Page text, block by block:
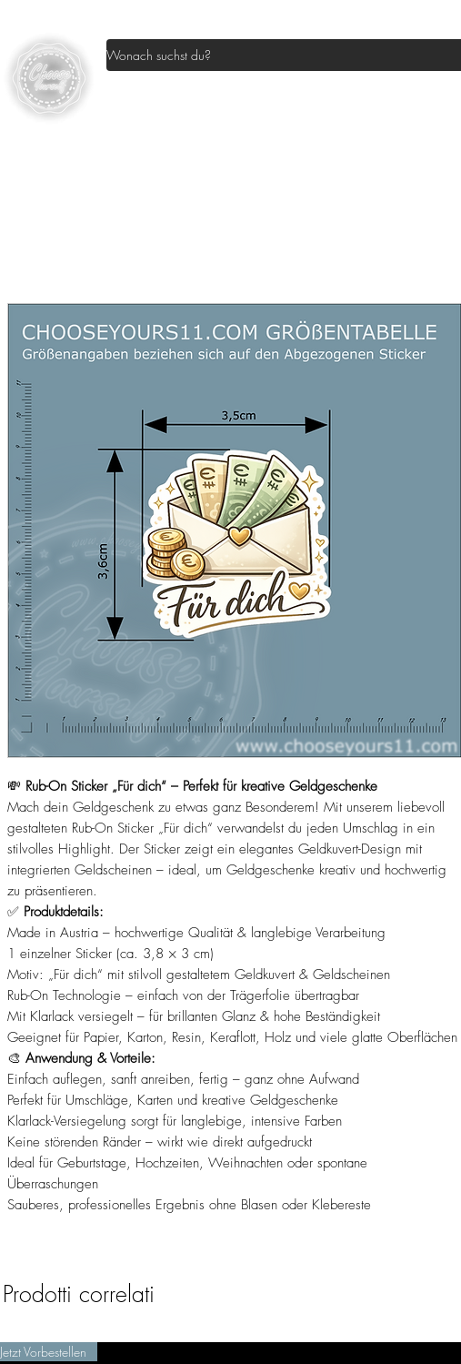
💸 Rub-On Sticker „Für dich“ – Perfekt für kreative Geldgeschenke
Mach dein Geldgeschenk zu etwas ganz Besonderem! Mit unserem liebevoll
gestalteten Rub-On Sticker „Für dich“ verwandelst du jeden Umschlag in ein
stilvolles Highlight. Der Sticker zeigt ein elegantes Geldkuvert-Design mit
integrierten Geldscheinen – ideal, um Geldgeschenke kreativ und hochwertig
zu präsentieren.
✅ Produktdetails:
Made in Austria – hochwertige Qualität & langlebige Verarbeitung
1 einzelner Sticker (ca. 3,8 × 3 cm)
Motiv: „Für dich“ mit stilvoll gestaltetem Geldkuvert & Geldscheinen
Rub-On Technologie – einfach von der Trägerfolie übertragbar
Mit Klarlack versiegelt – für brillanten Glanz & hohe Beständigkeit
Geeignet für Papier, Karton, Resin, Keraflott, Holz und viele glatte Oberflächen
🎨 Anwendung & Vorteile:
Einfach auflegen, sanft anreiben, fertig – ganz ohne Aufwand
Perfekt für Umschläge, Karten und kreative Geldgeschenke
Klarlack-Versiegelung sorgt für langlebige, intensive Farben
Keine störenden Ränder – wirkt wie direkt aufgedruckt
Ideal für Geburtstage, Hochzeiten, Weihnachten oder spontane
Überraschungen
Sauberes, professionelles Ergebnis ohne Blasen oder Klebereste
Prodotti correlati
Jetzt Vorbestellen